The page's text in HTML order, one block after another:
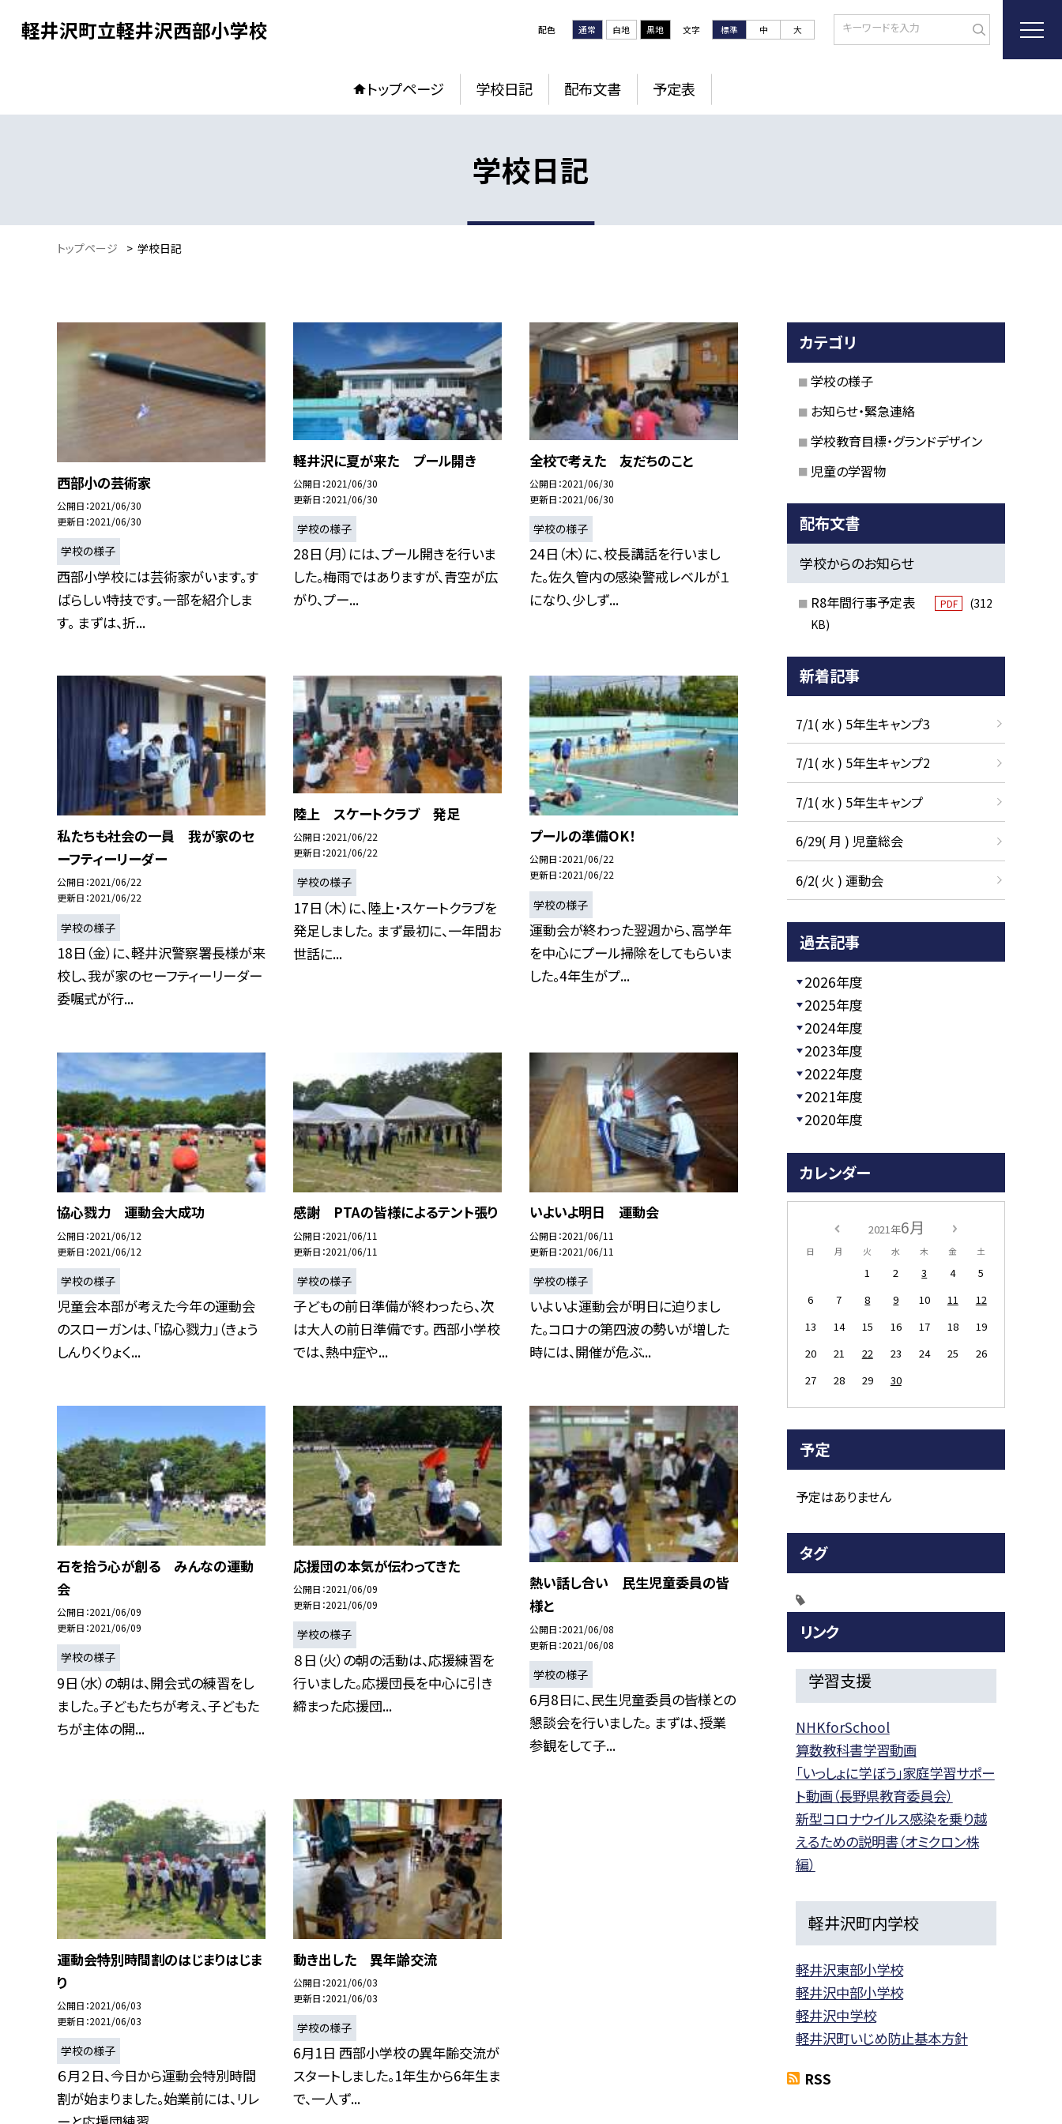
軽井沢町立軽井沢西部小学校 配色 通常 白地 黒地 文字 標準 中 大
トップページ 学校日記 配布文書 予定表
学校日記
トップページ > 学校日記
西部小の芸術家
公開日 2021/06/30
更新日 2021/06/30
学校の様子
西部小学校には芸術家がいます。す
ばらしい特技です。一部を紹介しま
す。 まずは、折...
軽井沢に夏が来た プール開き
公開日 2021/06/30
更新日 2021/06/30
学校の様子
28日（月）には、プール開きを行いま
した。梅雨ではありますが、青空が広
がり、プー...
全校で考えた 友だちのこと
公開日 2021/06/30
更新日 2021/06/30
学校の様子
24日（木）に、校長講話を行いまし
た。佐久管内の感染警戒レベルが１
になり、少しず...
私たちも社会の一員 我が家のセ
ーフティーリーダー
公開日 2021/06/22
更新日 2021/06/22
学校の様子
18日（金）に、軽井沢警察署長様が来
校し、我が家のセーフティーリーダー
委嘱式が行...
陸上 スケートクラブ 発足
公開日 2021/06/22
更新日 2021/06/22
学校の様子
17日（木）に、陸上・スケートクラブを
発足しました。 まず最初に、一年間お
世話に...
プールの準備OK！
公開日 2021/06/22
更新日 2021/06/22
学校の様子
運動会が終わった翌週から、高学年
を中心にプール掃除をしてもらいま
した。4年生がプ...
協心戮力 運動会大成功
公開日 2021/06/12
更新日 2021/06/12
学校の様子
児童会本部が考えた今年の運動会
のスローガンは、「協心戮力」（きょう
しんりくりょく...
感謝 PTAの皆様によるテント張り
公開日 2021/06/11
更新日 2021/06/11
学校の様子
子どもの前日準備が終わったら、次
は大人の前日準備です。 西部小学校
では、熱中症や...
いよいよ明日 運動会
公開日 2021/06/11
更新日 2021/06/11
学校の様子
いよいよ運動会が明日に迫りまし
た。コロナの第四波の勢いが増した
時には、開催が危ぶ...
石を拾う心が創る みんなの運動
会
公開日 2021/06/09
更新日 2021/06/09
学校の様子
9日（水）の朝は、開会式の練習をし
ました。子どもたちが考え、子どもた
ちが主体の開...
応援団の本気が伝わってきた
公開日 2021/06/09
更新日 2021/06/09
学校の様子
８日（火）の朝の活動は、応援練習を
行いました。応援団長を中心に引き
締まった応援団...
熱い話し合い 民生児童委員の皆
様と
公開日 2021/06/08
更新日 2021/06/08
学校の様子
6月8日に、民生児童委員の皆様との
懇談会を行いました。 まずは、授業
参観をして子...
運動会特別時間割のはじまりはじま
り
公開日 2021/06/03
更新日 2021/06/03
学校の様子
６月２日、今日から運動会特別時間
割が始まりました。始業前には、リレ
動き出した 異年齢交流
公開日 2021/06/03
更新日 2021/06/03
学校の様子
6月1日 西部小学校の異年齢交流が
スタートしました。1年生から6年生ま
で、一人ず...
カテゴリ
学校の様子
お知らせ・緊急連絡
学校教育目標・グランドデザイン
児童の学習物
配布文書
学校からのお知らせ
R8年間行事予定表 PDF
(312
KB)
新着記事
7/1( 水 ) 5年生キャンプ3
7/1( 水 ) 5年生キャンプ2
7/1( 水 ) 5年生キャンプ
6/29( 月 ) 児童総会
6/2( 火 ) 運動会
過去記事
2026年度
2025年度
2024年度
2023年度
2022年度
2021年度
2020年度
カレンダー
2021年6月
日 月 火 水 木 金 土
1 2 3 4
5
6
7 8 9 10 11
12
13
14 15 16 17 18
19
20
21 22 23 24 25
26
27
28 29 30
予定
予定はありません
タグ
リンク
学習支援
NHKforSchool
算数教科書学習動画
「いっしょに学ぼう」家庭学習サポー
ト動画（長野県教育委員会）
新型コロナウイルス感染を乗り越
えるための説明書（オミクロン株
編）
軽井沢町内学校
軽井沢東部小学校
軽井沢中部小学校
軽井沢中学校
軽井沢町いじめ防止基本方針
RSS